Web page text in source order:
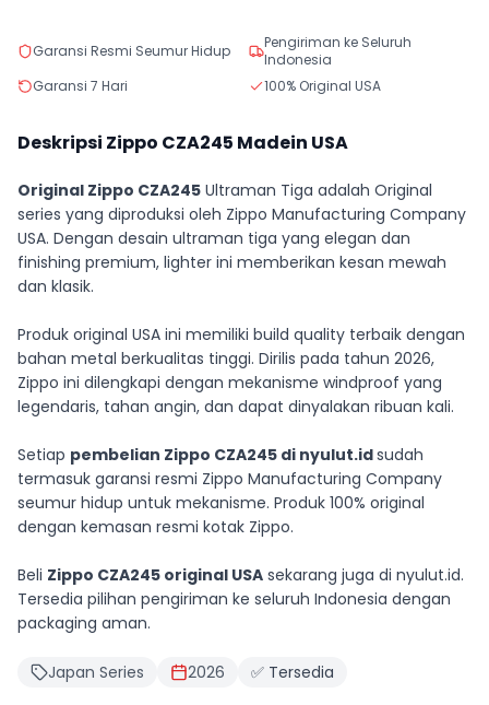
Garansi Resmi Seumur Hidup
Pengiriman ke Seluruh
Indonesia
Garansi 7 Hari
100% Original USA
Deskripsi Zippo CZA245 Madein USA
Original Zippo CZA245 Ultraman Tiga adalah Original
series yang diproduksi oleh Zippo Manufacturing Company
USA. Dengan desain ultraman tiga yang elegan dan
finishing premium, lighter ini memberikan kesan mewah
dan klasik.
Produk original USA ini memiliki build quality terbaik dengan
bahan metal berkualitas tinggi. Dirilis pada tahun 2026,
Zippo ini dilengkapi dengan mekanisme windproof yang
legendaris, tahan angin, dan dapat dinyalakan ribuan kali.
Setiap pembelian Zippo CZA245 di nyulut.idsudah
termasuk garansi resmi Zippo Manufacturing Company
seumur hidup untuk mekanisme. Produk 100% original
dengan kemasan resmi kotak Zippo.
Beli Zippo CZA245 original USA sekarang juga di nyulut.id.
Tersedia pilihan pengiriman ke seluruh Indonesia dengan
packaging aman.
Japan Series 2026 ✅ Tersedia